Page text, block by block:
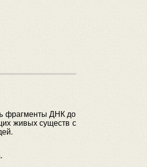
фрагменты ДНК до
живых существ с